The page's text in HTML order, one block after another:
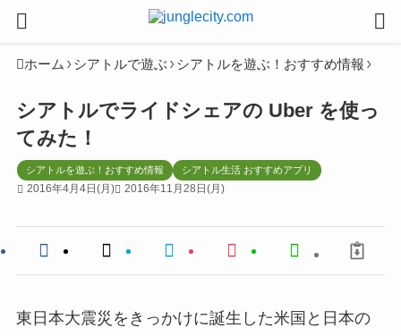
ホーム シアトルで遊ぶ シアトルを遊ぶ！おすすめ情報
シアトルでライドシェアの Uber を使っ
てみた！
シアトルを遊ぶ！おすすめ情報 シアトル生活 おすすめアプリ
2016年4月4日(月) 2016年11月28日(月)
東日本大震災をきっかけに誕生した米国と日本の